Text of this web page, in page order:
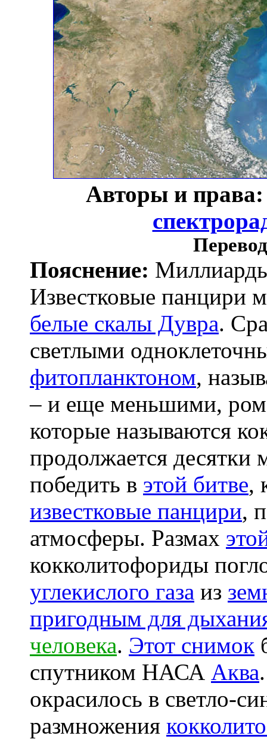
Авторы и
Пояснение:
Известковые панцири
белые скалы Дувра.
светлыми
фитопланктоном,
– и еще меньшими,
которые называются
продолжается десятки
победить в этой битве,
известковые панцири,
атмосферы. Размах
кокколитофориды
углекислого газа из
пригодным для
человека. Этот снимок
спутником НАСА Аква
окрасилось в светло-
размножения